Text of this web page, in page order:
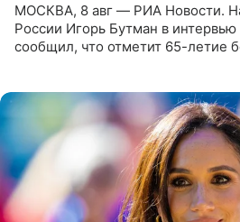
МОСКВА, 8 авг — РИА Новости.
России Игорь Бутман в
сообщил, что отметит 65-летие